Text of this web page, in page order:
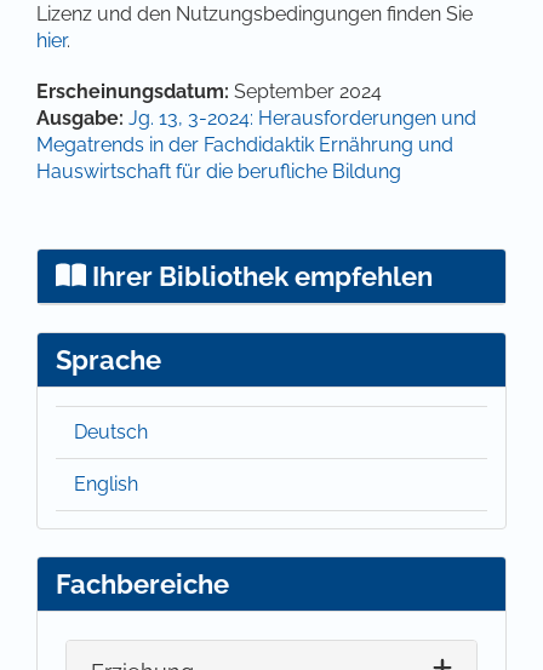
Lizenz und den Nutzungsbedingungen finden Sie
hier.
Artikel-Details
Erscheinungsdatum: September 2024
Ausgabe: Jg. 13, 3-2024: Herausforderungen und
Megatrends in der Fachdidaktik Ernährung und
Hauswirtschaft für die berufliche Bildung
Ihrer Bibliothek empfehlen
Sprache
Deutsch
English
Fachbereiche